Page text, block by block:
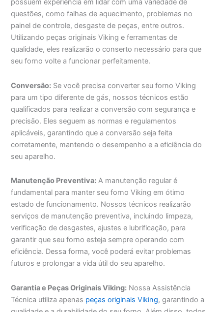
possuem experiência em lidar com uma variedade de
questões, como falhas de aquecimento, problemas no
painel de controle, desgaste de peças, entre outros.
Utilizando peças originais Viking e ferramentas de
qualidade, eles realizarão o conserto necessário para que
seu forno volte a funcionar perfeitamente.
Conversão: Se você precisa converter seu forno Viking
para um tipo diferente de gás, nossos técnicos estão
qualificados para realizar a conversão com segurança e
precisão. Eles seguem as normas e regulamentos
aplicáveis, garantindo que a conversão seja feita
corretamente, mantendo o desempenho e a eficiência do
seu aparelho.
Manutenção Preventiva: A manutenção regular é
fundamental para manter seu forno Viking em ótimo
estado de funcionamento. Nossos técnicos realizarão
serviços de manutenção preventiva, incluindo limpeza,
verificação de desgastes, ajustes e lubrificação, para
garantir que seu forno esteja sempre operando com
eficiência. Dessa forma, você poderá evitar problemas
futuros e prolongar a vida útil do seu aparelho.
Garantia e Peças Originais Viking: Nossa Assistência
Técnica utiliza apenas peças originais Viking, garantindo a